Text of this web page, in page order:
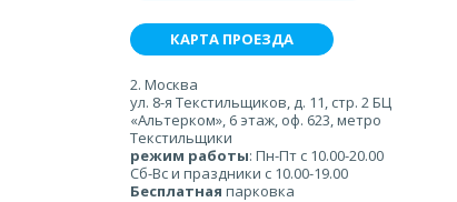
КАРТА ПРОЕЗДА
2. Москва
ул. 8-я Текстильщиков, д. 11, стр. 2 БЦ
«Альтерком», 6 этаж, оф. 623, метро
Текстильщики
режим работы: Пн-Пт с 10.00-20.00
Сб-Вс и праздники с 10.00-19.00
Бесплатная парковка